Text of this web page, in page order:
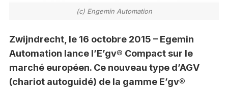
(c) Engemin Automation
Zwijndrecht, le 16 octobre 2015 – Egemin
Automation lance l’E’gv® Compact sur le
marché européen. Ce nouveau type d’AGV
(chariot autoguidé) de la gamme E’gv®